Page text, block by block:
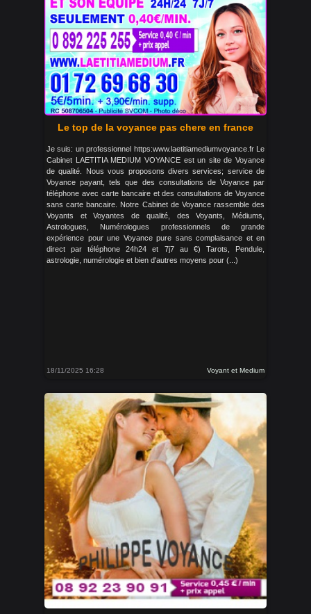
Le top de la voyance pas chere en france
Je suis: un professionnel https:www.laetitiamediumvoyance.fr Le
Cabinet LAETITIA MEDIUM VOYANCE est un site de Voyance
de qualité. Nous vous proposons divers services; service de
Voyance payant, tels que des consultations de Voyance par
téléphone avec carte bancaire et des consultations de Voyance
sans carte bancaire. Notre Cabinet de Voyance rassemble des
Voyants et Voyantes de qualité, des Voyants, Médiums,
Astrologues, Numérologues professionnels de grande
expérience pour une Voyance pure sans complaisance et en
direct par téléphone 24h24 et 7j7 au €) Tarots, Pendule,
astrologie, numérologie et bien d'autres moyens pour (...)
18/11/2025 16:28 Voyant et Medium